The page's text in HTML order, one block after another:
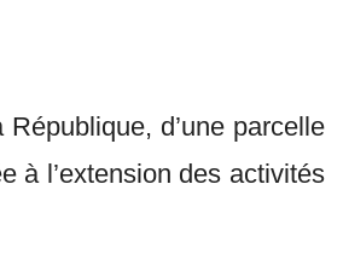
d’une parcelle
à l’extension des activités